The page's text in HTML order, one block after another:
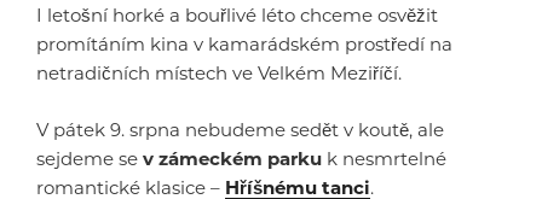
I letošní horké a bouřlivé léto chceme osvěžit
promítáním kina v kamarádském prostředí na
netradičních místech ve Velkém Meziříčí.
V pátek 9. srpna nebudeme sedět v koutě, ale
sejdeme se v zámeckém parku k nesmrtelné
romantické klasice – Hříšnému tanci.